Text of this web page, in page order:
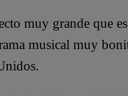
muy grande que
musical muy